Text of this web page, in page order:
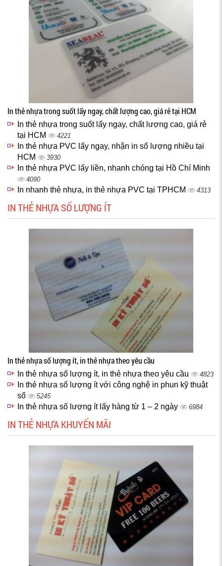
In thẻ nhựa trong suốt lấy ngay, chất lượng cao, giá rẻ tại HCM
In thẻ nhựa trong suốt lấy ngay, chất lượng cao, giá rẻ
tại HCM
4221
In thẻ nhựa PVC lấy ngay, nhận in số lượng nhiều tại
HCM
3930
In thẻ nhựa PVC lấy liền, nhanh chóng tại Hồ Chí Minh
4090
In nhanh thẻ nhựa, in thẻ nhựa PVC tại TPHCM 4313
IN THẺ NHỰA SỐ LƯỢNG ÍT
In thẻ nhựa số lượng ít, in thẻ nhựa theo yêu cầu
In thẻ nhựa số lượng ít, in thẻ nhựa theo yêu cầu 4823
In thẻ nhựa số lượng ít với công nghệ in phun kỹ thuật
số
5245
In thẻ nhựa số lượng ít lấy hàng từ 1 – 2 ngày 6984
IN THẺ NHỰA KHUYẾN MÃI